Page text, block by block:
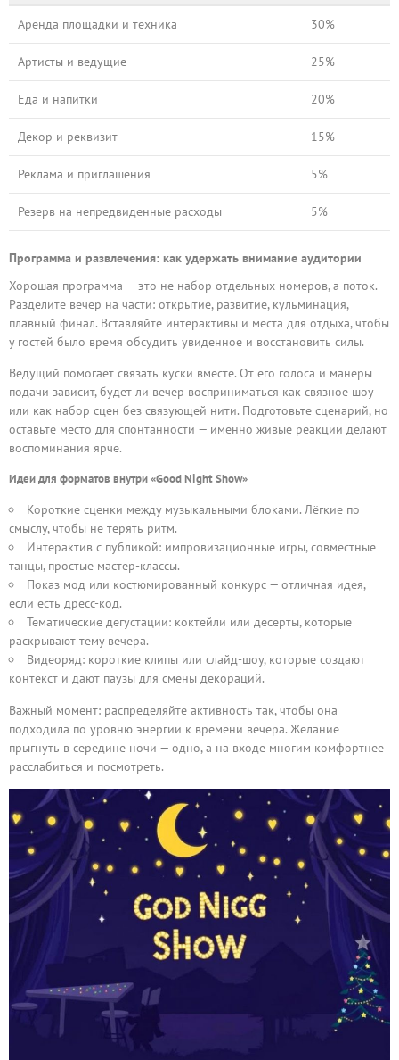
Аренда площадки и техника 30%
Артисты и ведущие 25%
Еда и напитки 20%
Декор и реквизит 15%
Реклама и приглашения 5%
Резерв на непредвиденные расходы 5%
Программа и развлечения: как удержать внимание аудитории
Хорошая программа — это не набор отдельных номеров, а поток.
Разделите вечер на части: открытие, развитие, кульминация,
плавный финал. Вставляйте интерактивы и места для отдыха, чтобы
у гостей было время обсудить увиденное и восстановить силы.
Ведущий помогает связать куски вместе. От его голоса и манеры
подачи зависит, будет ли вечер восприниматься как связное шоу
или как набор сцен без связующей нити. Подготовьте сценарий, но
оставьте место для спонтанности — именно живые реакции делают
воспоминания ярче.
Идеи для форматов внутри «Good Night Show»
Короткие сценки между музыкальными блоками. Лёгкие по
смыслу, чтобы не терять ритм.
Интерактив с публикой: импровизационные игры, совместные
танцы, простые мастер-классы.
Показ мод или костюмированный конкурс — отличная идея,
если есть дресс-код.
Тематические дегустации: коктейли или десерты, которые
раскрывают тему вечера.
Видеоряд: короткие клипы или слайд-шоу, которые создают
контекст и дают паузы для смены декораций.
Важный момент: распределяйте активность так, чтобы она
подходила по уровню энергии к времени вечера. Желание
прыгнуть в середине ночи — одно, а на входе многим комфортнее
расслабиться и посмотреть.